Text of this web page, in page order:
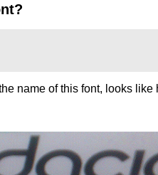
name of this font, looks like